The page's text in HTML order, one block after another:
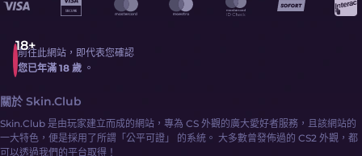
前往此網站，即代表您確認
您已年滿 18 歲 。
關於 Skin.Club
Skin.Club 是由玩家建立而成的網站，專為 CS 外觀的廣大愛好者服務，且該網站的
一大特色，便是採用了所謂「公平可證」 的系統。 大多數曾發佈過的 CS2 外觀，都
可以透過我們的平台取得！